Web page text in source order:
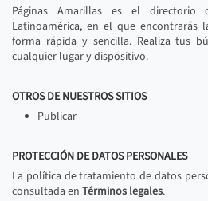
Páginas Amarillas es el directorio
Latinoamérica, en el que encontrarás
forma rápida y sencilla. Realiza tus
cualquier lugar y dispositivo.
OTROS DE NUESTROS SITIOS
Publicar
PROTECCIÓN DE DATOS PERSONALES
La política de tratamiento de datos
consultada en Términos legales.